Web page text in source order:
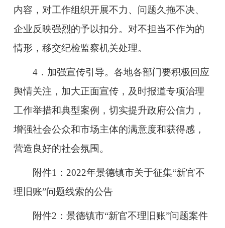
内容，对工作组织开展不力、问题久拖不决、
企业反映强烈的予以扣分。对不担当不作为的
情形，移交纪检监察机关处理。
4 ．加强宣传引导。各地各部门要积极回应
舆情关注，加大正面宣传，及时报道专项治理
工作举措和典型案例，切实提升政府公信力，
增强社会公众和市场主体的满意度和获得感，
营造良好的社会氛围。
附件1：2022年景德镇市关于征集“新官不
理旧账”问题线索的公告
附件2：景德镇市“新官不理旧账”问题案件